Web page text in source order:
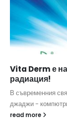
Vita Derm е
радиация!
В съвременния
джаджи -
read more